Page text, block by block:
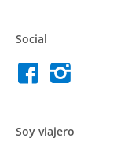
Social
Soy viajero